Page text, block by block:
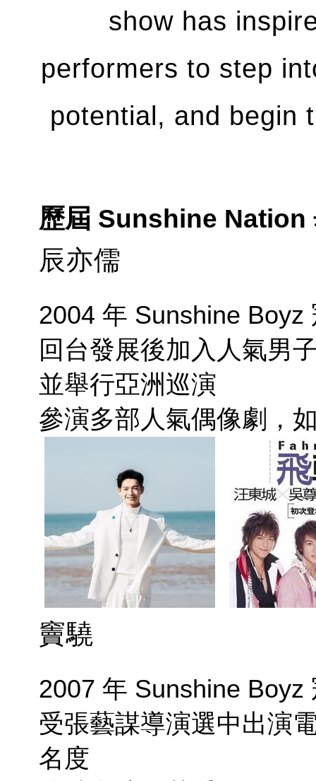
show has
performers to step
potential, and begin
歷屆 Sunshine Nation
辰亦儒
2004 年 Sunshine Boyz
回台發展後加入人氣男
並舉行亞洲巡演
參演多部人氣偶像劇，
竇驍
2007 年 Sunshine Boyz
受張藝謀導演選中出演
名度